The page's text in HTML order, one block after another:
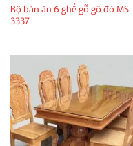
Bộ bàn ăn 6 ghế gỗ gõ đỏ MS
3337